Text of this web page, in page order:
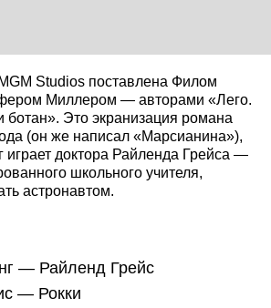
Studios поставлена Филом
Миллером — авторами «Лего.
Это экранизация романа
(он же написал «Марсианина»),
играет доктора Райленда Грейса —
школьного учителя,
астронавтом.
— Райленд Грейс
— Рокки